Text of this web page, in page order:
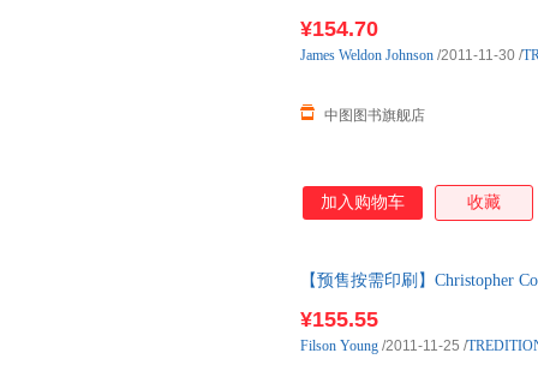
¥154.70
中图图书旗舰店
James Weldon Johnson /2011-11-30 /
加入购物车 收藏
【预售按需印刷】Christopher
¥155.55
Filson Young /2011-11-25 /